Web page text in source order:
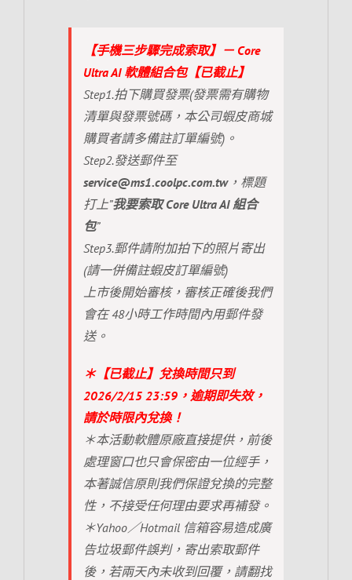
【手機三步驟完成索取】－ Core
Ultra AI 軟體組合包【已截止】
Step1.拍下購買發票(發票需有購物
清單與發票號碼，本公司蝦皮商城
購買者請多備註訂單編號)。
Step2.發送郵件至
service@ms1.coolpc.com.tw，標題
打上”我要索取 Core Ultra AI 組合
包”
Step3.郵件請附加拍下的照片寄出
(請一併備註蝦皮訂單編號)
上市後開始審核，審核正確後我們
會在 48小時工作時間內用郵件發
送。
＊【已截止】兌換時間只到
2026/2/15 23:59，逾期即失效，
請於時限內兌換！
＊本活動軟體原廠直接提供，前後
處理窗口也只會保密由一位經手，
本著誠信原則我們保證兌換的完整
性，不接受任何理由要求再補發。
＊Yahoo／Hotmail 信箱容易造成廣
告垃圾郵件誤判，寄出索取郵件
後，若兩天內未收到回覆，請翻找